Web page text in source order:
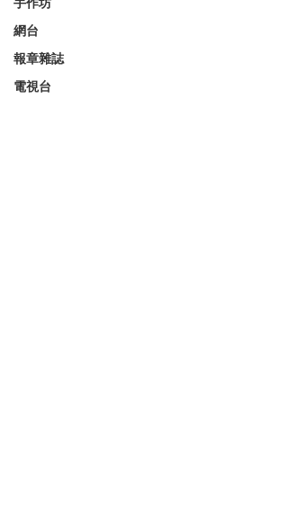
網台
報章雜誌
電視台